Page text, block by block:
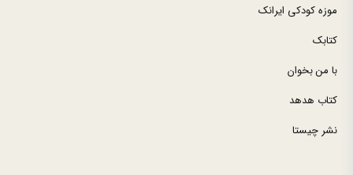
موزه کودکی ایرانک
کتابک
با من بخوان
کتاب هدهد
نشر چیستا